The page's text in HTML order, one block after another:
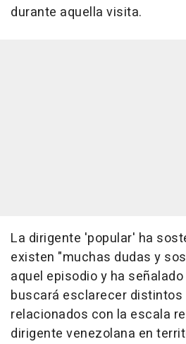
durante aquella visita.
La dirigente 'popular' ha
existen "muchas dudas y
aquel episodio y ha
buscará esclarecer
relacionados con la escala
dirigente venezolana en